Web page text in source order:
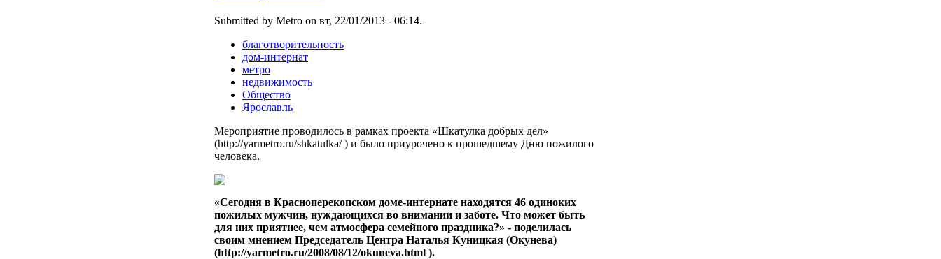
Submitted by Metro on вт, 22/01/2013 - 06:14.
благотворительность
дом-интернат
метро
недвижимость
Общество
Ярославль
Мероприятие проводилось в рамках проекта «Шкатулка добрых дел»
(http://yarmetro.ru/shkatulka/ ) и было приурочено к прошедшему Дню пожилого
человека.
«Сегодня в Красноперекопском доме-интернате находятся 46 одиноких
пожилых мужчин, нуждающихся во внимании и заботе. Что может быть
для них приятнее, чем атмосфера семейного праздника?» - поделилась
своим мнением Председатель Центра Наталья Куницкая (Окунева)
(http://yarmetro.ru/2008/08/12/okuneva.html ).